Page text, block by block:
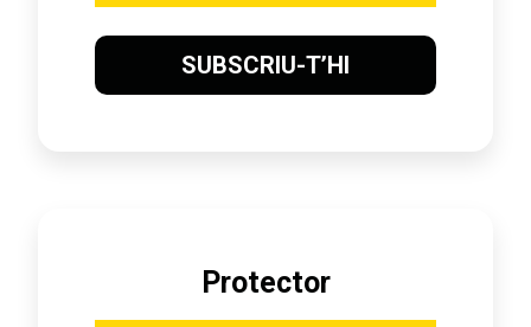
SUBSCRIU-T’HI
Protector